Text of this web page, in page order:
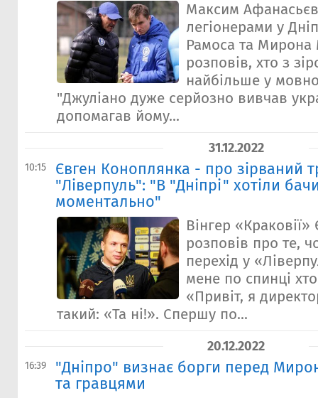
Максим
легіонерами у
Рамоса та Мирона
розповів, хто з
найбільше у
"Джуліано дуже серйозно вивчав
допомагав йому...
31.12.2022
10:15
Євген Коноплянка - про зірваний
"Ліверпуль": "В "Дніпрі" хотіли
моментально"
Вінгер
розповів про те,
перехід у
мене по спинці
«Привіт, я
такий: «Та ні!». Спершу по...
20.12.2022
16:39
"Дніпро" визнає борги перед
та гравцями